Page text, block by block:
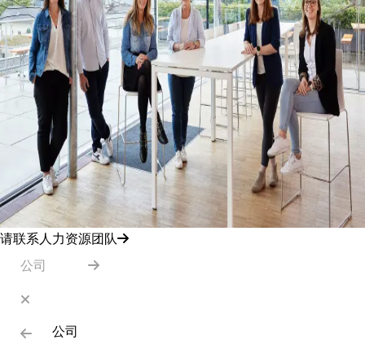
请联系人力资源团队
公司
公司